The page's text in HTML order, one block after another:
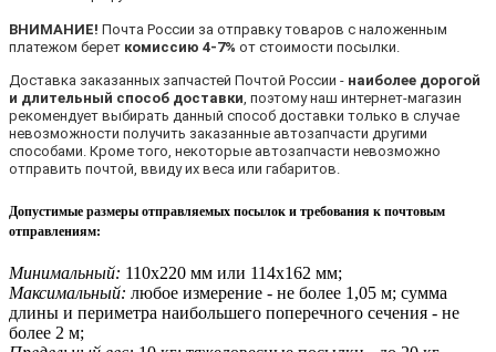
ВНИМАНИЕ! Почта России за отправку товаров с наложенным
платежом берет комиссию 4-7% от стоимости посылки.
Доставка заказанных запчастей Почтой России - наиболее дорогой
и длительный способ доставки , поэтому наш интернет-магазин
рекомендует выбирать данный способ доставки только в случае
невозможности получить заказанные автозапчасти другими
способами. Кроме того, некоторые автозапчасти невозможно
отправить почтой, ввиду их веса или габаритов.
Допустимые размеры отправляемых посылок и требования к почтовым
отправлениям:
Минимальный: 110х220 мм или 114х162 мм;
Максимальный: любое измерение - не более 1,05 м; сумма
длины и периметра наибольшего поперечного сечения - не
более 2 м;